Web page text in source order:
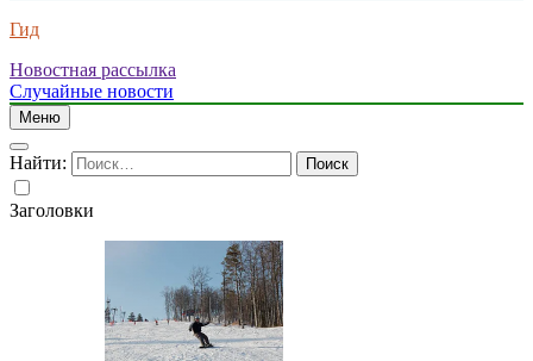
Гид
Новостная рассылка
Случайные новости
Меню
Найти:
Заголовки